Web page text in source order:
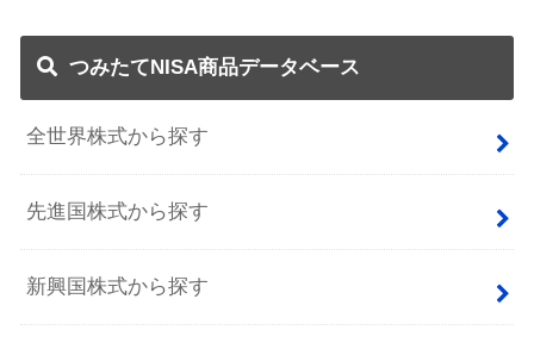
つみたてNISA商品データベース
全世界株式から探す
先進国株式から探す
新興国株式から探す